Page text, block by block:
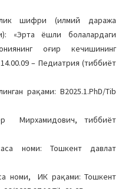
шифри (илмий даража
«Эрта ёшли болалардаги
оғир кечишининг
– Педиатрия (тиббиёт
рақами: B2025.1.PhD/Tib
Мирхамидович, тиббиёт
номи: Тошкент давлат
номи, ИК рақами: Тошкент